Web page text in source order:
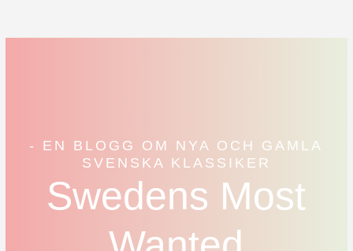
- EN BLOGG OM NYA OCH GAMLA
SVENSKA KLASSIKER
Swedens Most